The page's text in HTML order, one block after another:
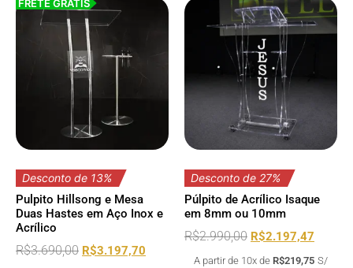
FRETE GRÁTIS
Desconto de 13%
Pulpito Hillsong e Mesa
Duas Hastes em Aço Inox e
Acrílico
R$3.690,00 R$3.197,70
Desconto de 27%
Púlpito de Acrílico Isaque
em 8mm ou 10mm
R$2.990,00 R$2.197,47
A partir de 10x de R$219,75 S/